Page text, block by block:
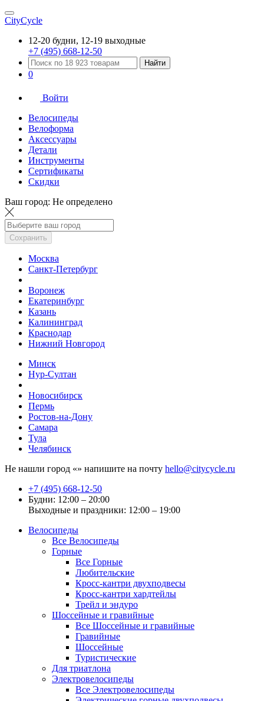
CityCycle
12-20 будни, 12-19 выходные
+7 (495) 668-12-50
Найти
0
Войти
Велосипеды
Велоформа
Аксессуары
Детали
Инструменты
Сертификаты
Скидки
Ваш город: Не определено
Сохранить
Москва
Санкт-Петербург
Воронеж
Екатеринбург
Казань
Калининград
Краснодар
Нижний Новгород
Минск
Нур-Султан
Новосибирск
Пермь
Ростов-на-Дону
Самара
Тула
Челябинск
Не нашли город «» напишите на почту hello@citycycle.ru
+7 (495) 668-12-50
Будни: 12:00 – 20:00
Выходные и праздники: 12:00 – 19:00
Велосипеды
Все Велосипеды
Горные
Все Горные
Любительские
Кросс-кантри двухподвесы
Кросс-кантри хардтейлы
Трейл и эндуро
Шоссейные и гравийные
Все Шоссейные и гравийные
Гравийные
Шоссейные
Туристические
Для триатлона
Электровелосипеды
Все Электровелосипеды